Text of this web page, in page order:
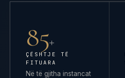
85+
ÇËSHTJE TË
FITUARA
Në të gjitha instancat